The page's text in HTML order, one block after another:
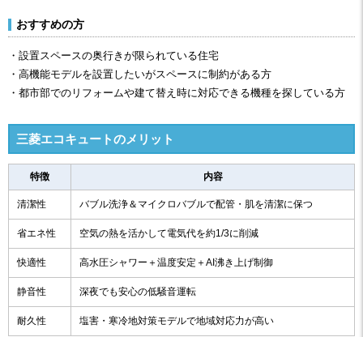
おすすめの方
・設置スペースの奥行きが限られている住宅
・高機能モデルを設置したいがスペースに制約がある方
・都市部でのリフォームや建て替え時に対応できる機種を探している方
三菱エコキュートのメリット
特徴 内容
清潔性 バブル洗浄＆マイクロバブルで配管・肌を清潔に保つ
省エネ性 空気の熱を活かして電気代を約1/3に削減
快適性 高水圧シャワー＋温度安定＋AI沸き上げ制御
静音性 深夜でも安心の低騒音運転
耐久性 塩害・寒冷地対策モデルで地域対応力が高い